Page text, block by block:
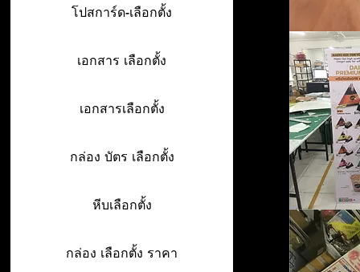
โปสการ์ด-เลือกตั้ง
เอกสาร เลือกตั้ง
เอกสารเลือกตั้ง
กล่อง บัตร เลือกตั้ง
หีบเลือกตั้ง
กล่อง เลือกตั้ง ราคา